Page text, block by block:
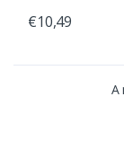
€10,49
A